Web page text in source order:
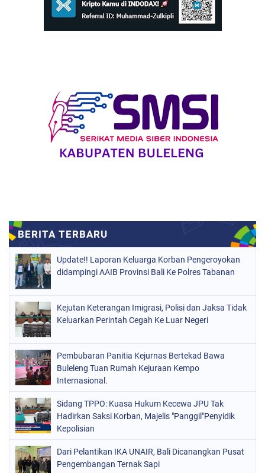
Update!! Laporan Keluarga Korban Pengeroyokan
didampingi AAIB Provinsi Bali Ke Polres Tabanan
Kejutan Keterangan Imigrasi, Polisi dan Jaksa Tidak
Keluarkan Perintah Cegah Ke Luar Negeri
Pembubaran Panitia Kejurnas Bertekad Bawa
Buleleng Tuan Rumah Kejuraan Kempo
Internasional.
Sidang TPPO: Kuasa Hukum Kecewa JPU Tak
Hadirkan Saksi Korban, Majelis "Panggil"Penyidik
Kepolisian
Dari Pelantikan IKA UNAIR, Bali Dicanangkan Pusat
Pengembangan Ternak Sapi